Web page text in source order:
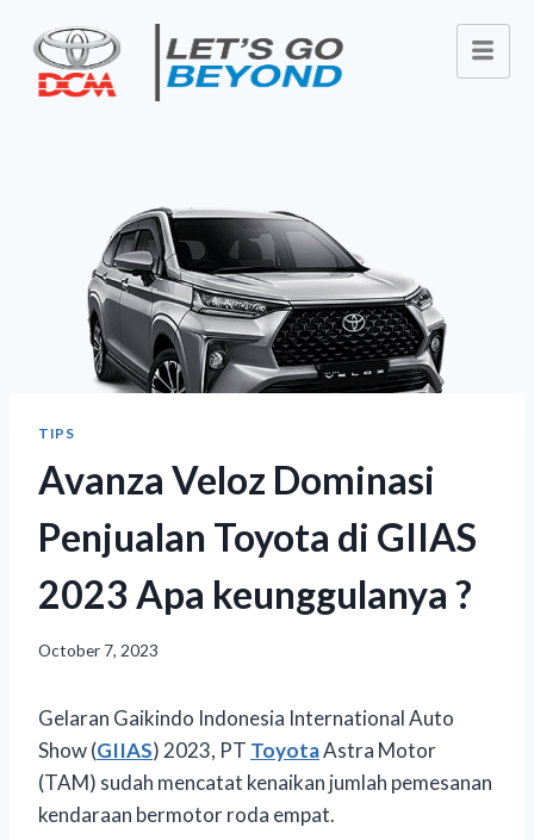
TIPS
Avanza Veloz Dominasi
Penjualan Toyota di GIIAS
2023 Apa keunggulanya ?
October 7, 2023
Gelaran Gaikindo Indonesia International Auto
Show (GIIAS) 2023, PT ToyotaAstra Motor
(TAM) sudah mencatat kenaikan jumlah pemesanan
kendaraan bermotor roda empat.